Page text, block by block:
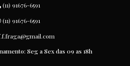
(11) 91676-6591
(11) 91676-6591
Seg a Sex das 09 as 18h